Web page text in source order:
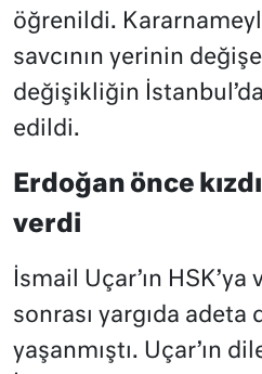
öğrenildi.
savcının yerinin
değişikliğin
edildi.
Erdoğan önce
verdi
İsmail Uçar’ın
sonrası yargıda adeta
yaşanmıştı. Uçar’ın